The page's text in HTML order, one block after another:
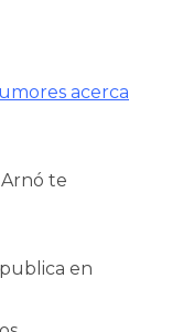
acerca
te
en